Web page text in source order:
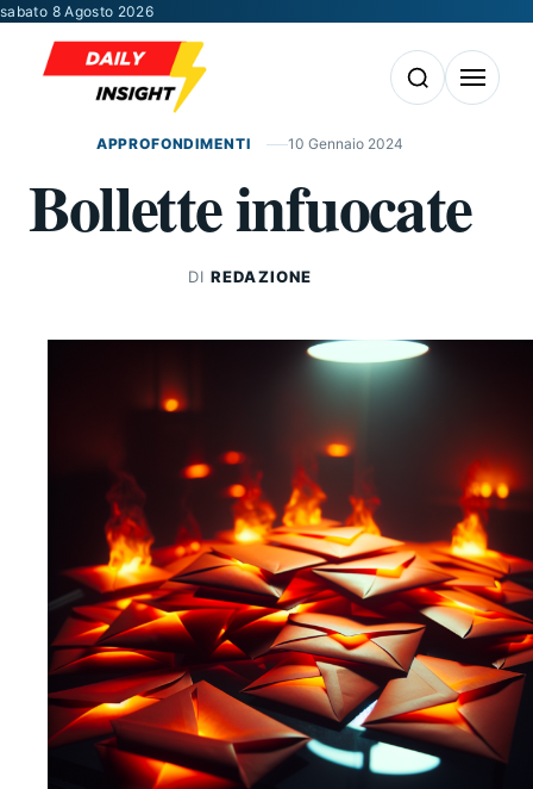
Vai al contenuto
sabato 8 Agosto 2026
Apri la ricerca
Apri il
APPROFONDIMENTI 10 Gennaio 2024
Bollette infuocate
DIREDAZIONE